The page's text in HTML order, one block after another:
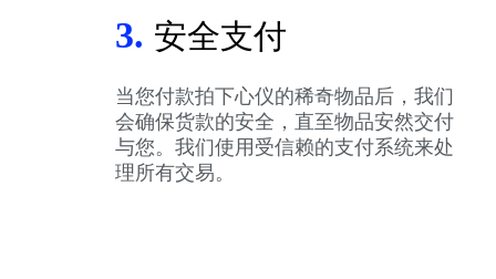
3. 安全支付
当您付款拍下心仪的稀奇物品后，我们
会确保货款的安全，直至物品安然交付
与您。我们使用受信赖的支付系统来处
理所有交易。